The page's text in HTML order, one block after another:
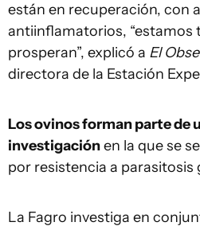
están en recuperación, con
antiinflamatorios, “estamos
prosperan”, explicó a El
directora de la Estación
Los ovinos forman parte de
investigaciónen la que se
por resistencia a
La Fagro investiga en